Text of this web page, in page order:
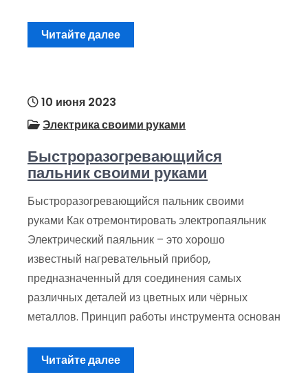
Читайте далее
10 июня 2023
Электрика своими руками
Быстроразогревающийся
пальник своими руками
Быстроразогревающийся пальник своими
руками Как отремонтировать электропаяльник
Электрический паяльник – это хорошо
известный нагревательный прибор,
предназначенный для соединения самых
различных деталей из цветных или чёрных
металлов. Принцип работы инструмента основан
Читайте далее